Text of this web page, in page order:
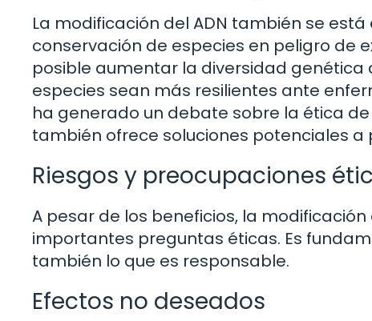
La modificación del ADN también se
conservación de especies en peligro de
posible aumentar la diversidad
especies sean más resilientes ante
ha generado un debate sobre la ética
también ofrece soluciones potenciales
Riesgos y preocupaciones
A pesar de los beneficios, la
importantes preguntas éticas. Es
también lo que es responsable.
Efectos no deseados